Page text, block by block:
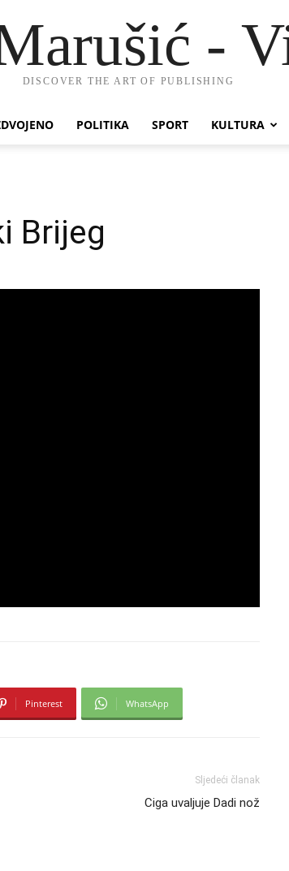
-
DISCOVER THE ART OF PUBLISHING
POLITIKA SPORT KULTURA
Brijeg
Pinterest WhatsApp
Sljedeći članak
Ciga uvaljuje Dadi nož